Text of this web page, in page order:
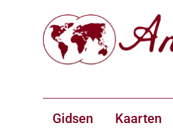
Gidsen Kaarten